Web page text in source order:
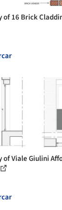
of 16 Brick
of Viale Giulini